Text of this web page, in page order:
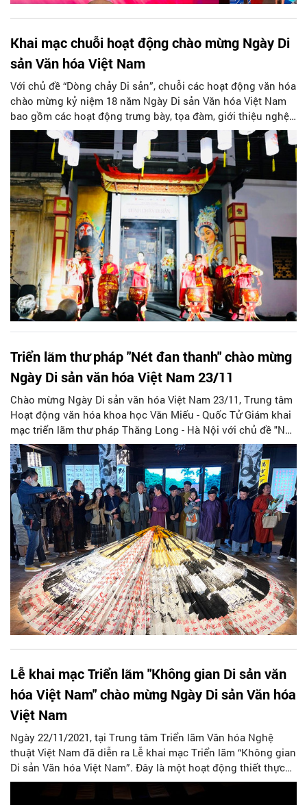
Khai mạc chuỗi hoạt động chào mừng Ngày Di
sản Văn hóa Việt Nam
Với chủ đề “Dòng chảy Di sản”, chuỗi các hoạt động văn hóa
chào mừng kỷ niệm 18 năm Ngày Di sản Văn hóa Việt Nam
bao gồm các hoạt động trưng bày, tọa đàm, giới thiệu nghệ
thuật Tuồng truyền thống; tôn vinh tranh dân gian Hàng
Trống, Kim Hoàng; giới thiệu sản phẩm thủ công; giao lưu
âm nhạc truyền thống và đương đại; biểu diễn thư pháp và
giao lưu trà Việt…
Triển lãm thư pháp "Nét đan thanh" chào mừng
Ngày Di sản văn hóa Việt Nam 23/11
Chào mừng Ngày Di sản văn hóa Việt Nam 23/11, Trung tâm
Hoạt động văn hóa khoa học Văn Miếu - Quốc Tử Giám khai
mạc triển lãm thư pháp Thăng Long - Hà Nội với chủ đề "Nét
đan thanh".
Lễ khai mạc Triển lãm "Không gian Di sản văn
hóa Việt Nam" chào mừng Ngày Di sản Văn hóa
Việt Nam
Ngày 22/11/2021, tại Trung tâm Triển lãm Văn hóa Nghệ
thuật Việt Nam đã diễn ra Lễ khai mạc Triển lãm “Không gian
Di sản Văn hóa Việt Nam”. Đây là một hoạt động thiết thực
và ý nghĩa để chào mừng Ngày Di sản Văn hóa Việt Nam.
Triển lãm kéo dài từ ngày 22/11/2021 đến ngày 27/11/2021.